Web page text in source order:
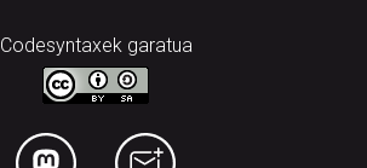
Codesyntaxek garatua